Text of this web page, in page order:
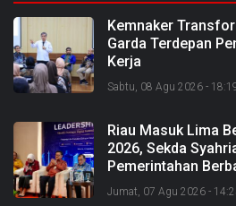
Kemnaker
Garda Terdepan
Kerja
Sabtu, 08 Agu 2026 -
Riau Masuk Lima
2026, Sekda
Pemerintahan
Jumat, 07 Agu 2026 -